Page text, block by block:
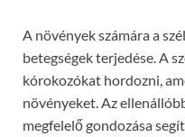
A növények számára a
betegségek terjedése. A
kórokozókat hordozni,
növényeket. Az
megfelelő gondozása